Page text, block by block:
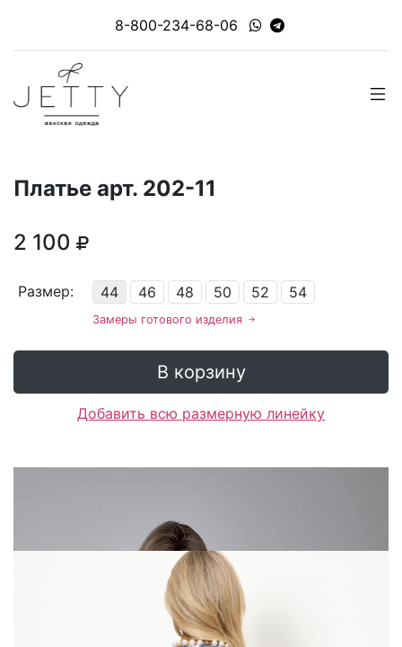
8-800-234-68-06
Платье арт. 202-11
2 100
Размер: 44 46 48 50 52 54
Замеры готового изделия
В корзину
Добавить всю размерную линейку